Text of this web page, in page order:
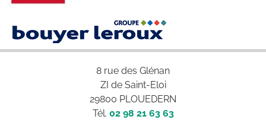
8 rue des Glénan
ZI de Saint-Eloi
29800 PLOUEDERN
Tél. 02 98 21 63 63